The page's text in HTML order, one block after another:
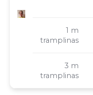
1 m
tramplinas
3 m
tramplinas